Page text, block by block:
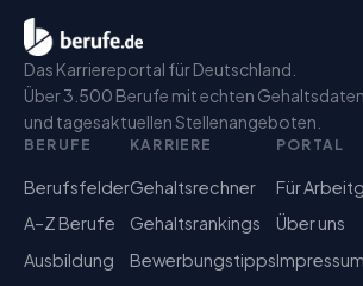
Das Karriereportal für Deutschland.
Über 3.500 Berufe mit echten Gehaltsdaten
und tagesaktuellen Stellenangeboten.
BERUFE
Berufsfelder
A–Z Berufe
Ausbildung
KARRIERE
Gehaltsrechner
Gehaltsrankings
Bewerbungstipps
PORTAL
Für
Über uns
Impressum